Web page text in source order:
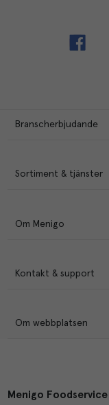
Branscherbjudande
Sortiment & tjänster
Om Menigo
Kontakt & support
Om webbplatsen
Menigo Foodservice